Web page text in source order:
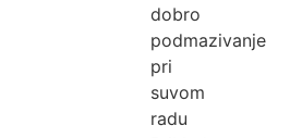
dobro
podmazivanje
pri
suvom
radu